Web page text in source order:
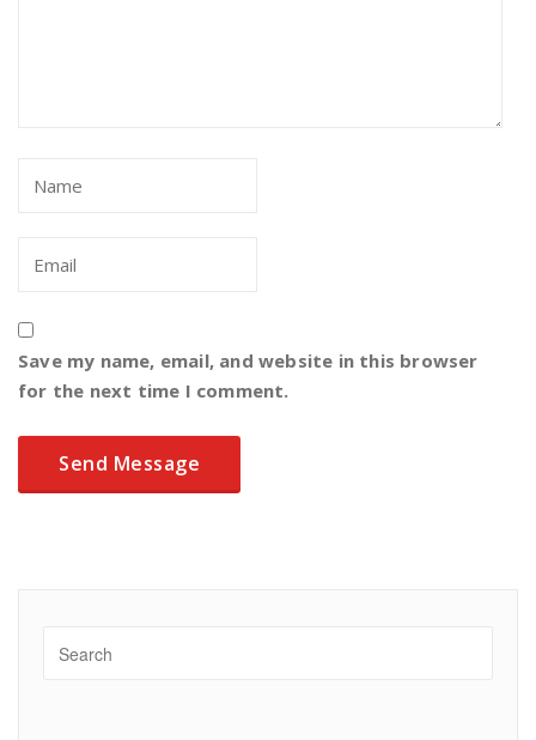
Save my name, email, and website in this browser
for the next time I comment.